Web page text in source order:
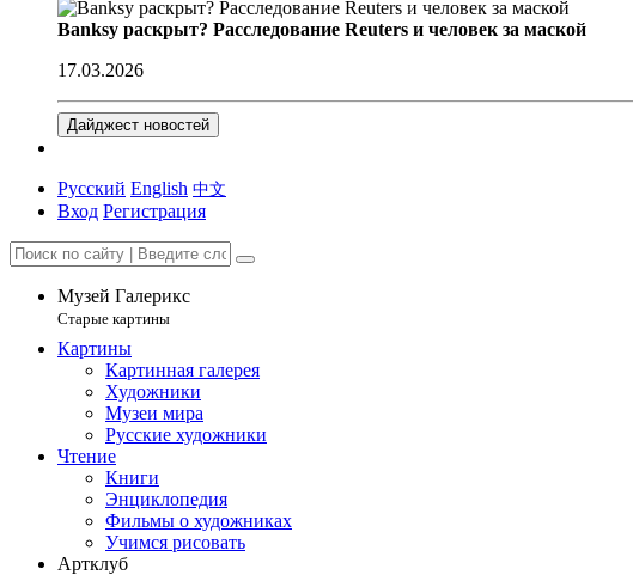
Banksy раскрыт? Расследование Reuters и человек за маской
17.03.2026
Дайджест новостей
Русский English 中文
Вход Регистрация
Музей Галерикс
Старые картины
Картины
Картинная галерея
Художники
Музеи мира
Русские художники
Чтение
Книги
Энциклопедия
Фильмы о художниках
Учимся рисовать
Артклуб